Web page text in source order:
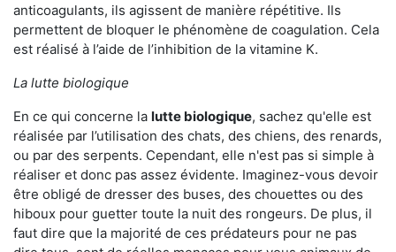
anticoagulants, ils agissent de manière répétitive. Ils
permettent de bloquer le phénomène de coagulation. Cela
est réalisé à l’aide de l’inhibition de la vitamine K.
La lutte biologique
En ce qui concerne la lutte biologique, sachez qu'elle est
réalisée par l’utilisation des chats, des chiens, des renards,
ou par des serpents. Cependant, elle n'est pas si simple à
réaliser et donc pas assez évidente. Imaginez-vous devoir
être obligé de dresser des buses, des chouettes ou des
hiboux pour guetter toute la nuit des rongeurs. De plus, il
faut dire que la majorité de ces prédateurs pour ne pas